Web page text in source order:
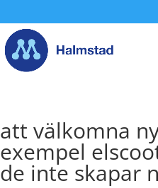
att välkomna
exempel
de inte skapar